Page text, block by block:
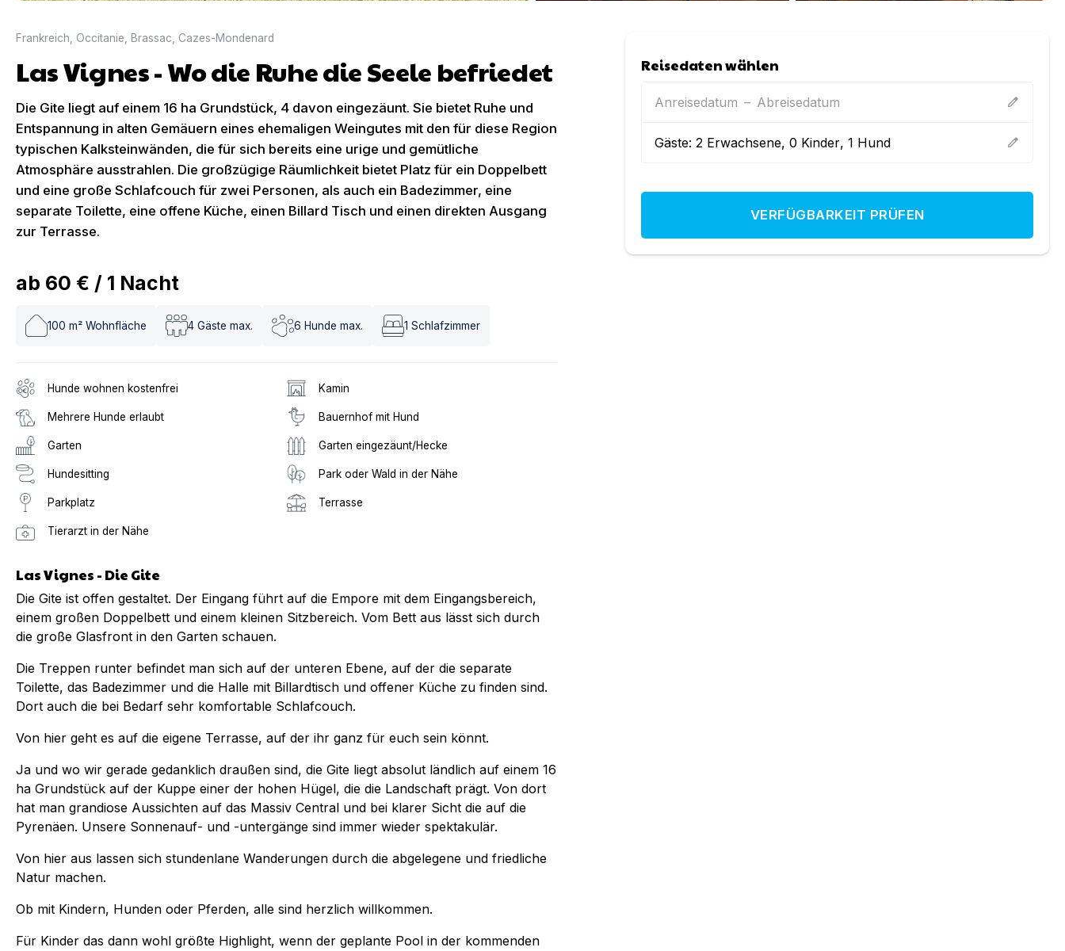
Frankreich Occitanie Brassac Cazes-Mondenard
Las Vignes - Wo die Ruhe die Seele befriedet
Die Gite liegt auf einem 16 ha Grundstück, 4 davon eingezäunt. Sie bietet Ruhe und
Entspannung in alten Gemäuern eines ehemaligen Weingutes mit den für diese Region
typischen Kalksteinwänden, die für sich bereits eine urige und gemütliche
Atmosphäre ausstrahlen. Die großzügige Räumlichkeit bietet Platz für ein Doppelbett
und eine große Schlafcouch für zwei Personen, als auch ein Badezimmer, eine
separate Toilette, eine offene Küche, einen Billard Tisch und einen direkten Ausgang
zur Terrasse.
ab 60 € / 1 Nacht
100 m² Wohnfläche 4 Gäste max. 6 Hunde max. 1 Schlafzimmer
Hunde wohnen kostenfrei Kamin
Mehrere Hunde erlaubt Bauernhof mit Hund
Garten Garten eingezäunt/Hecke
Hundesitting Park oder Wald in der Nähe
Parkplatz Terrasse
Tierarzt in der Nähe
Las Vignes - Die Gite
Die Gite ist offen gestaltet. Der Eingang führt auf die Empore mit dem Eingangsbereich,
einem großen Doppelbett und einem kleinen Sitzbereich. Vom Bett aus lässt sich durch
die große Glasfront in den Garten schauen.
Die Treppen runter befindet man sich auf der unteren Ebene, auf der die separate
Toilette, das Badezimmer und die Halle mit Billardtisch und offener Küche zu finden sind.
Dort auch die bei Bedarf sehr komfortable Schlafcouch.
Von hier geht es auf die eigene Terrasse, auf der ihr ganz für euch sein könnt.
Ja und wo wir gerade gedanklich draußen sind, die Gite liegt absolut ländlich auf einem 16
ha Grundstück auf der Kuppe einer der hohen Hügel, die die Landschaft prägt. Von dort
hat man grandiose Aussichten auf das Massiv Central und bei klarer Sicht die auf die
Pyrenäen. Unsere Sonnenauf- und -untergänge sind immer wieder spektakulär.
Von hier aus lassen sich stundenlane Wanderungen durch die abgelegene und friedliche
Natur machen.
Ob mit Kindern, Hunden oder Pferden, alle sind herzlich willkommen.
Für Kinder das dann wohl größte Highlight, wenn der geplante Pool in der kommenden
Reisedaten wählen
Anreisedatum – Abreisedatum edit
Gäste:2 Erwachsene,0 Kinder,1 Hund edit
VERFÜGBARKEIT PRÜFEN